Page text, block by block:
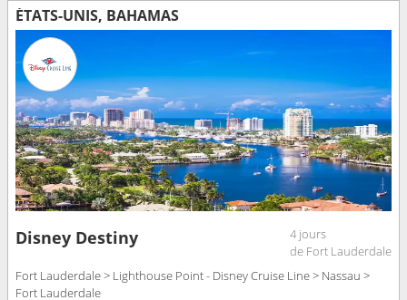
ÉTATS-UNIS, BAHAMAS
Disney Destiny
4 jours
de Fort Lauderdale
Fort Lauderdale > Lighthouse Point - Disney Cruise Line > Nassau >
Fort Lauderdale